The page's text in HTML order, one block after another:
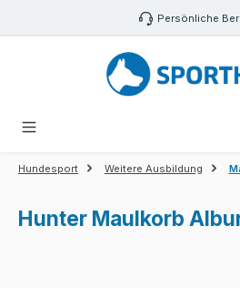
Zum Hauptinhalt springen Persönliche
Hundesport Weitere Ausbildung
Hunter Maulkorb